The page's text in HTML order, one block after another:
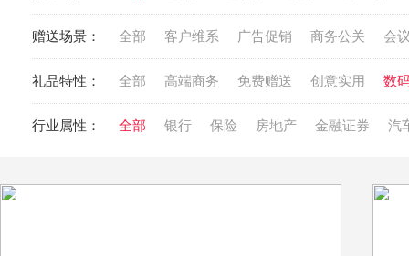
赠送场景： 全部 客户维系 广告促销 商务公关 会
礼品特性： 全部 高端商务 免费赠送 创意实用 数
行业属性： 全部 银行 保险 房地产 金融证券 汽